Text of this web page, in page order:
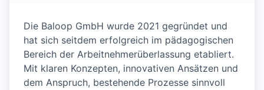
Die Baloop GmbH wurde 2021 gegründet und
hat sich seitdem erfolgreich im pädagogischen
Bereich der Arbeitnehmerüberlassung etabliert.
Mit klaren Konzepten, innovativen Ansätzen und
dem Anspruch, bestehende Prozesse sinnvoll